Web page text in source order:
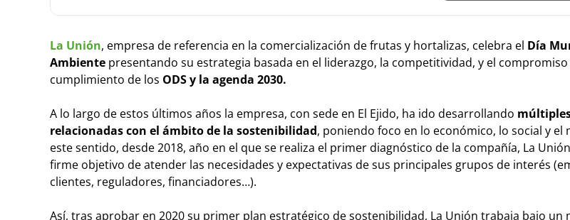
La Unión, empresa de referencia en la comercialización de frutas y hortalizas, celebra el Día
Ambiente presentando su estrategia basada en el liderazgo, la competitividad, y el
cumplimiento de los ODS y la agenda 2030.
A lo largo de estos últimos años la empresa, con sede en El Ejido, ha ido desarrollando
relacionadas con el ámbito de la sostenibilidad, poniendo foco en lo económico, lo social y el
este sentido, desde 2018, año en el que se realiza el primer diagnóstico de la compañía, La
firme objetivo de atender las necesidades y expectativas de sus principales grupos de interés
clientes, reguladores, financiadores…).
Así, tras aprobar en 2020 su primer plan estratégico de sostenibilidad, La Unión trabaja bajo un